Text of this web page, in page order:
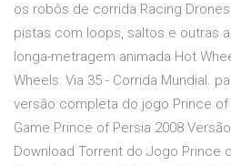
os robôs de corrida Racing
pistas com loops, saltos e outras
longa-metragem animada Hot
Wheels: Via 35 - Corrida Mundial.
versão completa do jogo Prince of
Game Prince of Persia 2008
Download Torrent do Jogo Prince